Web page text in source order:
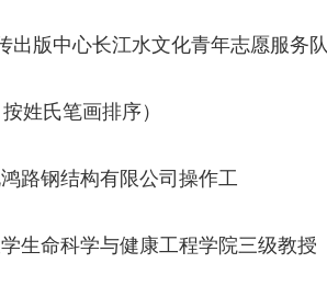
出版中心长江水文化青年志愿服务队
姓氏笔画排序）
路钢结构有限公司操作工
生命科学与健康工程学院三级教授